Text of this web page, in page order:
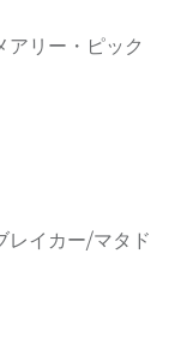
アリー・ピック
レイカー/マタド